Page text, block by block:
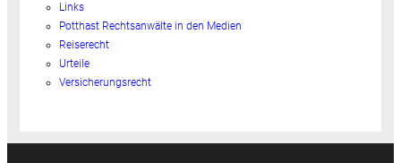
Links
Potthast Rechtsanwälte in den Medien
Reiserecht
Urteile
Versicherungsrecht